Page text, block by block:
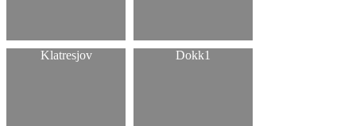
Klatresjov Dokk1